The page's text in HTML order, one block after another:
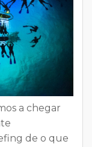
a chegar
de o que